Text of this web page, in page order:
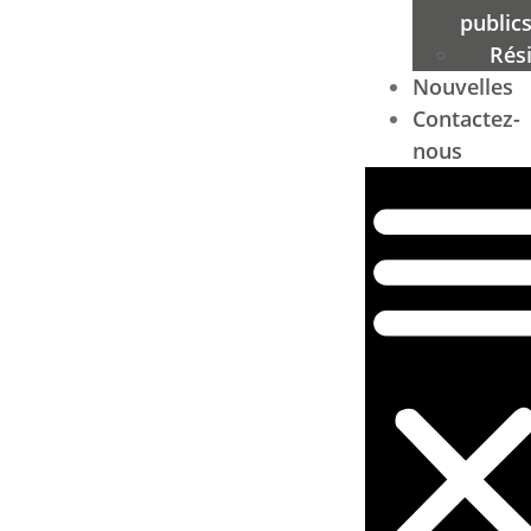
publics
Nouvelles
Contactez-
nous